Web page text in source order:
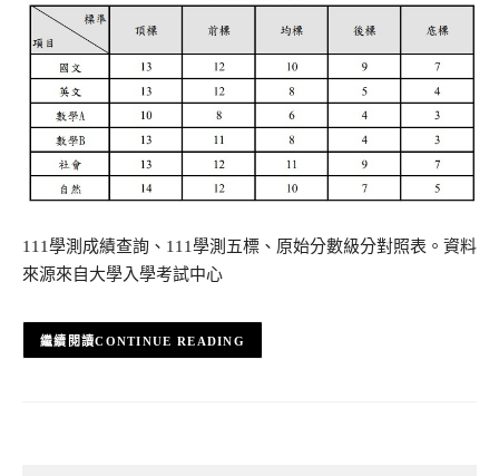
111學測成績查詢、111學測五標、原始分數級分對照表。資料
來源來自大學入學考試中心
CONTINUE READING